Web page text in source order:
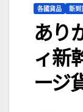
各國貨品 新到
あり
ィ新
ージ